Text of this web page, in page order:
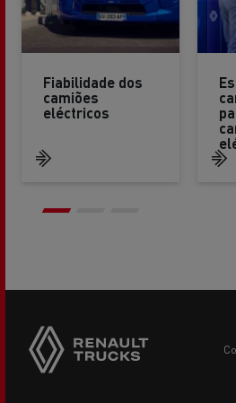
Fiabilidade dos
camiões
eléctricos